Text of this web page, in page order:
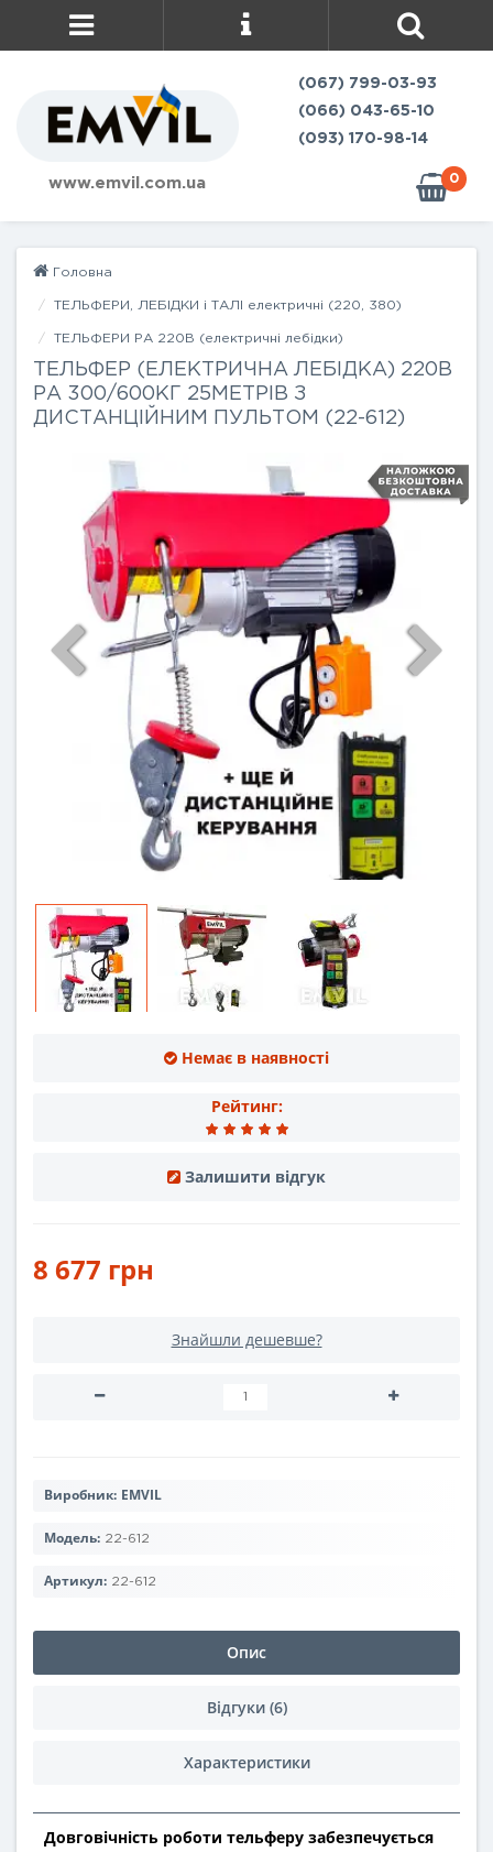
www.emvil.com.ua
(067) 799-03-93
(066) 043-65-10
(093) 170-98-14
0
Головна
ТЕЛЬФЕРИ, ЛЕБІДКИ і ТАЛІ електричні (220, 380)
ТЕЛЬФЕРИ РА 220В (електричні лебідки)
ТЕЛЬФЕР (ЕЛЕКТРИЧНА ЛЕБІДКА) 220В
РА 300/600КГ 25МЕТРІВ З
ДИСТАНЦІЙНИМ ПУЛЬТОМ (22-612)
Немає в наявності
Рейтинг:
Залишити відгук
8 677 грн
Знайшли дешевше?
Виробник: EMVIL
Модель: 22-612
Артикул: 22-612
Опис
Відгуки (6)
Характеристики
Довговічність роботи тельферу забезпечується